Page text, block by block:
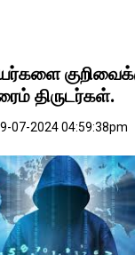
திருடர்கள்.
07-2024 04:59:38pm